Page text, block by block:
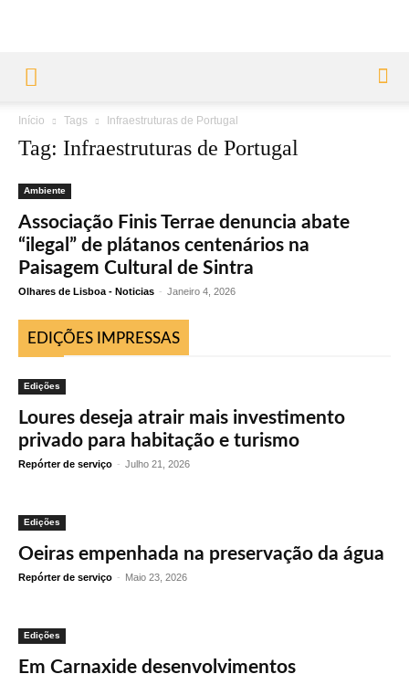
Início Tags Infraestruturas de Portugal
Tag: Infraestruturas de Portugal
Ambiente
Associação Finis Terrae denuncia abate
“ilegal” de plátanos centenários na
Paisagem Cultural de Sintra
Olhares de Lisboa - Noticias - Janeiro 4, 2026
EDIÇÕES IMPRESSAS
Edições
Loures deseja atrair mais investimento
privado para habitação e turismo
Repórter de serviço - Julho 21, 2026
Edições
Oeiras empenhada na preservação da água
Repórter de serviço - Maio 23, 2026
Edições
Em Carnaxide desenvolvimentos